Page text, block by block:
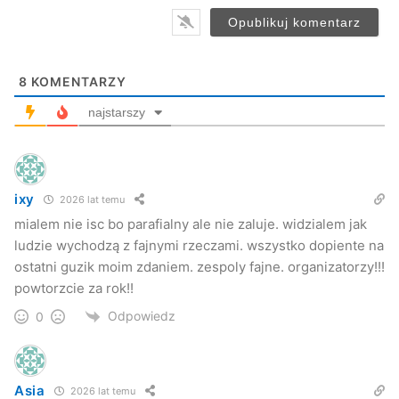
Impreza zgodnie z przeznaczeniem miała charakter
biletowany. Po występie gwiazdy wieczoru, na scenie
wylosowana została główna nagroda z biletów wstępu –
wyjazd do europarlamentu ufundowany przez europoseł
Elżbietę Łukacijewską. Z biletów „cegiełek” wylosowane
zostały także tablety, mikrofalówka, telewizor, czy rower.
Do białego rana gości bawił podczas zabawy ogrodowej
8 KOMENTARZY
najstarszy
ixy 2026 lat temu
mialem nie isc bo parafialny ale nie zaluje. widzialem jak
ludzie wychodzą z fajnymi rzeczami. wszystko dopiente na
ostatni guzik moim zdaniem. zespoly fajne. organizatorzy!!!
powtorzcie za rok!!
0 Odpowiedz
Asia 2026 lat temu